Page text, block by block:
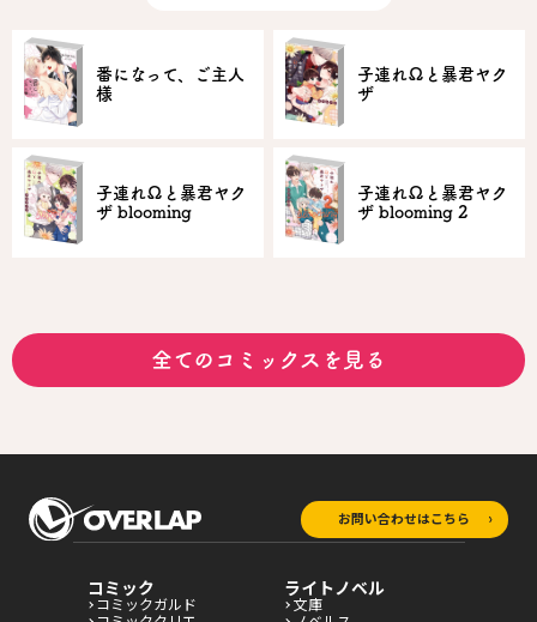
番になって、ご主人
様
子連れΩと暴君ヤク
ザ
子連れΩと暴君ヤク
ザ blooming
子連れΩと暴君ヤク
ザ blooming 2
全てのコミックスを見る
お問い合わせはこちら
コミック
コミックガルド
ライトノベル
文庫